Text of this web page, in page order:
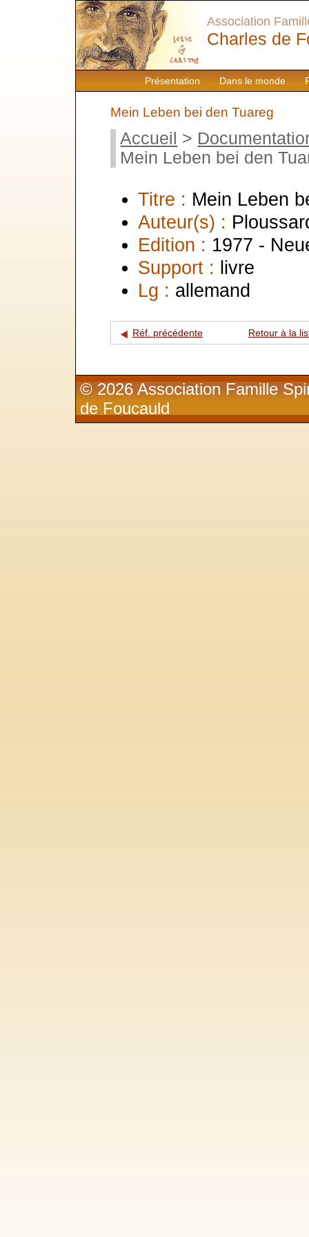
Présentation Dans le monde
Association
Charles de
Mein Leben bei den Tuareg
Accueil >
Mein Leben bei den
Titre : Mein Leben
Auteur(s) :
Edition : 1977 -
Support : livre
Lg : allemand
Réf. précédente Retour à la
© 2026 Association Famille
de Foucauld